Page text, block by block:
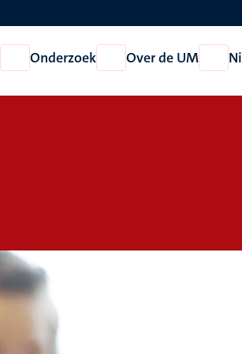
Open
Onderwijs
Onderzoek
Open
Onderzoek
Over de UM
Open
Over